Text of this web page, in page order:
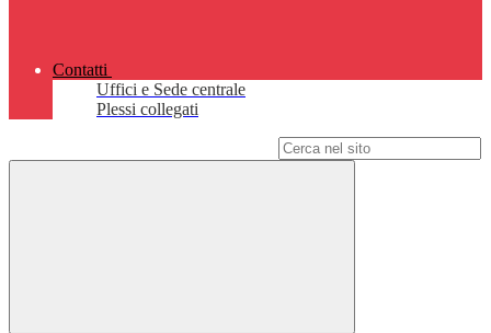
Contatti
Uffici e Sede centrale
Plessi collegati